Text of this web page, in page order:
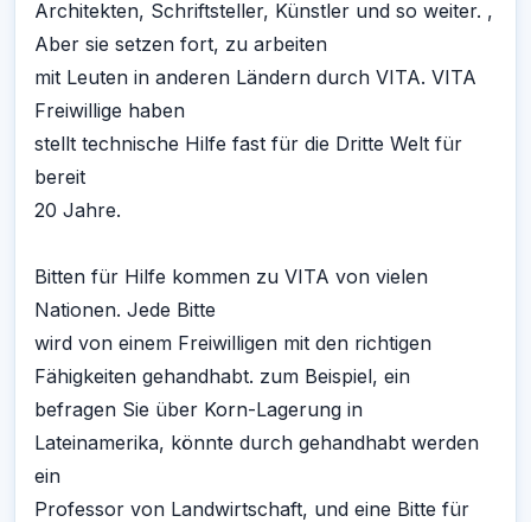
Architekten, Schriftsteller, Künstler und so weiter. ,
Aber sie setzen fort, zu arbeiten
mit Leuten in anderen Ländern durch VITA. VITA
Freiwillige haben
stellt technische Hilfe fast für die Dritte Welt für
bereit
20 Jahre.
Bitten für Hilfe kommen zu VITA von vielen
Nationen. Jede Bitte
wird von einem Freiwilligen mit den richtigen
Fähigkeiten gehandhabt. zum Beispiel, ein
befragen Sie über Korn-Lagerung in
Lateinamerika, könnte durch gehandhabt werden
ein
Professor von Landwirtschaft, und eine Bitte für